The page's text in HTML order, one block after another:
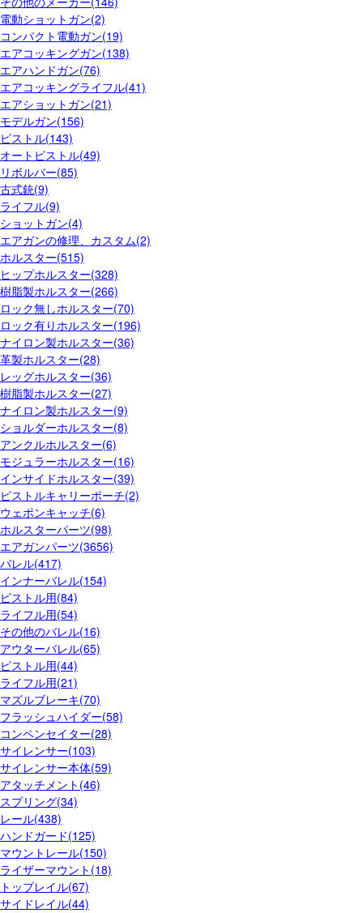
電動ショットガン(2)
コンパクト電動ガン(19)
エアコッキングガン(138)
エアハンドガン(76)
エアコッキングライフル(41)
エアショットガン(21)
モデルガン(156)
ピストル(143)
オートピストル(49)
リボルバー(85)
古式銃(9)
ライフル(9)
ショットガン(4)
エアガンの修理、カスタム(2)
ホルスター(515)
ヒップホルスター(328)
樹脂製ホルスター(266)
ロック無しホルスター(70)
ロック有りホルスター(196)
ナイロン製ホルスター(36)
革製ホルスター(28)
レッグホルスター(36)
樹脂製ホルスター(27)
ナイロン製ホルスター(9)
ショルダーホルスター(8)
アンクルホルスター(6)
モジュラーホルスター(16)
インサイドホルスター(39)
ピストルキャリーポーチ(2)
ウェポンキャッチ(6)
ホルスターパーツ(98)
エアガンパーツ(3656)
バレル(417)
インナーバレル(154)
ピストル用(84)
ライフル用(54)
その他のバレル(16)
アウターバレル(65)
ピストル用(44)
ライフル用(21)
マズルブレーキ(70)
フラッシュハイダー(58)
コンペンセイター(28)
サイレンサー(103)
サイレンサー本体(59)
アタッチメント(46)
スプリング(34)
レール(438)
ハンドガード(125)
マウントレール(150)
ライザーマウント(18)
トップレイル(67)
サイドレイル(44)